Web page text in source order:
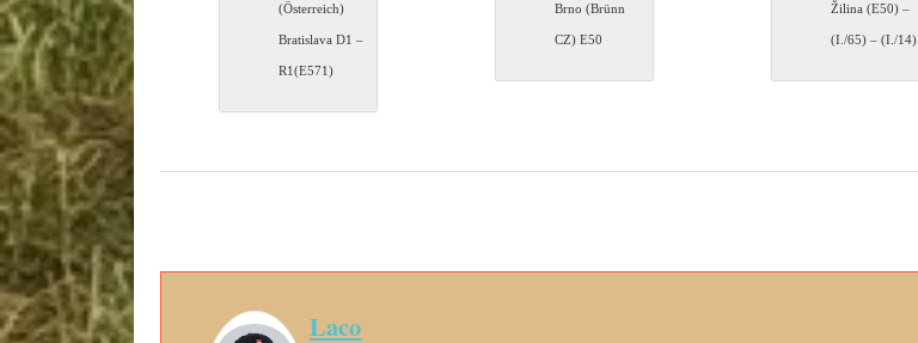
(Österreich)
Bratislava D1 –
R1(E571)
Brno (Brünn
CZ) E50
Žilina (E50) –
(I./65) – (I./14)
Laco